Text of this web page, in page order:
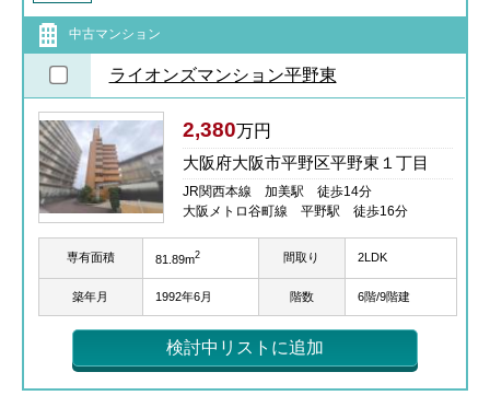
中古マンション
ライオンズマンション平野東
2,380万円
大阪府大阪市平野区平野東１丁目
JR関西本線 加美駅 徒歩14分
大阪メトロ谷町線 平野駅 徒歩16分
専有面積 81.89m2 間取り 2LDK
築年月 1992年6月 階数 6階/9階建
検討中リストに追加